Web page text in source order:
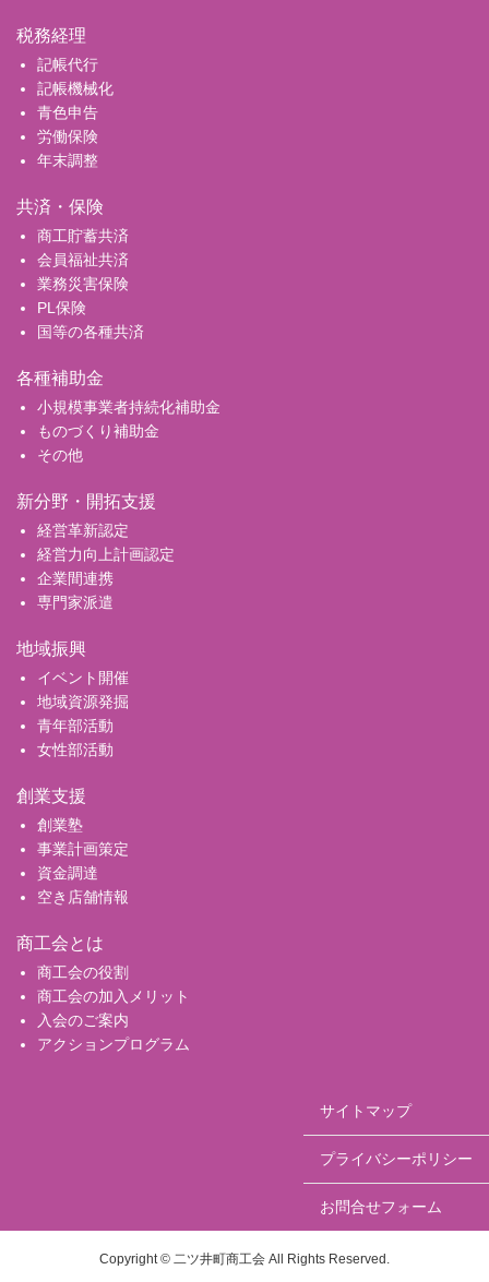
税務経理
記帳代行
記帳機械化
青色申告
労働保険
年末調整
共済・保険
商工貯蓄共済
会員福祉共済
業務災害保険
PL保険
国等の各種共済
各種補助金
小規模事業者持続化補助金
ものづくり補助金
その他
新分野・開拓支援
経営革新認定
経営力向上計画認定
企業間連携
専門家派遣
地域振興
イベント開催
地域資源発掘
青年部活動
女性部活動
創業支援
創業塾
事業計画策定
資金調達
空き店舗情報
商工会とは
商工会の役割
商工会の加入メリット
入会のご案内
アクションプログラム
サイトマップ
プライバシーポリシー
お問合せフォーム
Copyright © 二ツ井町商工会 All Rights Reserved.